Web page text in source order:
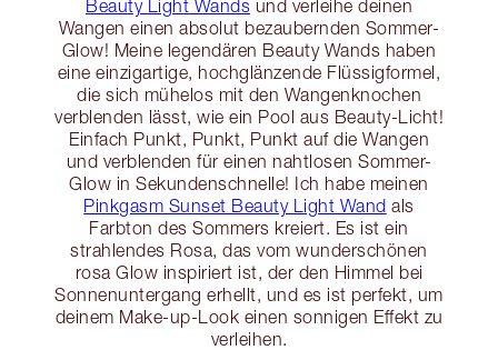
Beauty Light Wands und verleihe deinen
Wangen einen absolut bezaubernden Sommer-
Glow! Meine legendären Beauty Wands haben
eine einzigartige, hochglänzende Flüssigformel,
die sich mühelos mit den Wangenknochen
verblenden lässt, wie ein Pool aus Beauty-Licht!
Einfach Punkt, Punkt, Punkt auf die Wangen
und verblenden für einen nahtlosen Sommer-
Glow in Sekundenschnelle! Ich habe meinen
Pinkgasm Sunset Beauty Light Wand als
Farbton des Sommers kreiert. Es ist ein
strahlendes Rosa, das vom wunderschönen
rosa Glow inspiriert ist, der den Himmel bei
Sonnenuntergang erhellt, und es ist perfekt, um
deinem Make-up-Look einen sonnigen Effekt zu
verleihen.